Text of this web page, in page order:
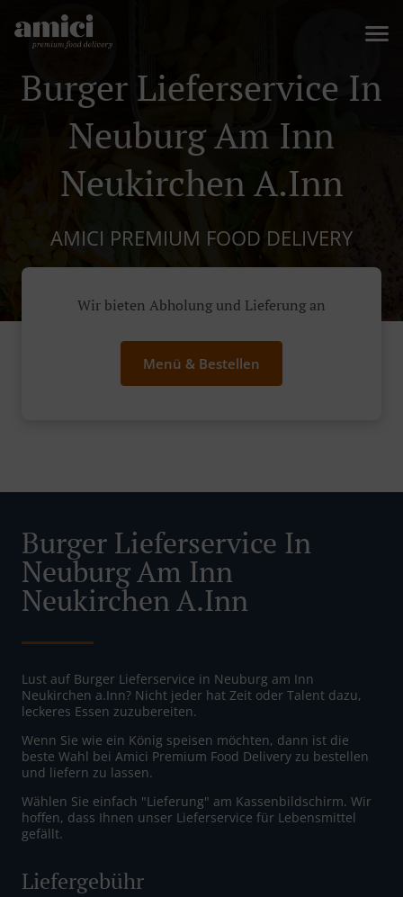
Burger Lieferservice In
Neuburg Am Inn
Neukirchen A.Inn
AMICI PREMIUM FOOD DELIVERY
Wir bieten Abholung und Lieferung an
Menü & Bestellen
Burger Lieferservice In
Neuburg Am Inn
Neukirchen A.Inn
Lust auf Burger Lieferservice in Neuburg am Inn
Neukirchen a.Inn? Nicht jeder hat Zeit oder Talent dazu,
leckeres Essen zuzubereiten.
Wenn Sie wie ein König speisen möchten, dann ist die
beste Wahl bei Amici Premium Food Delivery zu bestellen
und liefern zu lassen.
Wählen Sie einfach "Lieferung" am Kassenbildschirm. Wir
hoffen, dass Ihnen unser Lieferservice für Lebensmittel
gefällt.
Liefergebühr